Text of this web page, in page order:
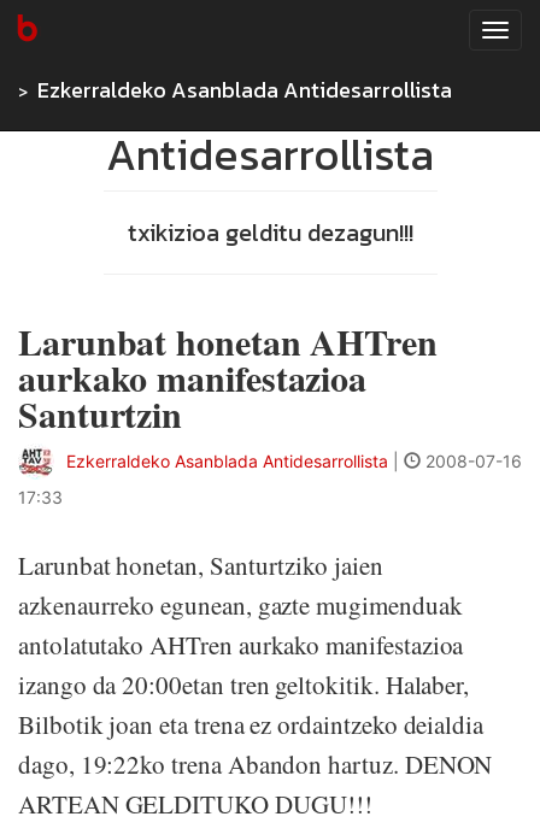
Ezkerraldeko Asanblada Antidesarrollista
Ezkerraldeko Asanblada
Antidesarrollista
txikizioa gelditu dezagun!!!
Larunbat honetan AHTren
aurkako manifestazioa
Santurtzin
Ezkerraldeko Asanblada Antidesarrollista
2008-07-16
17:33
Larunbat honetan, Santurtziko jaien
azkenaurreko egunean, gazte mugimenduak
antolatutako AHTren aurkako manifestazioa
izango da 20:00etan tren geltokitik. Halaber,
Bilbotik joan eta trena ez ordaintzeko deialdia
dago, 19:22ko trena Abandon hartuz. DENON
ARTEAN GELDITUKO DUGU!!!